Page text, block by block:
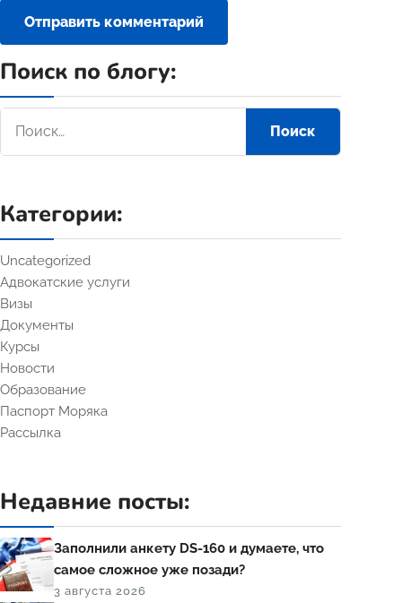
Поиск по блогу:
Категории:
Uncategorized
Адвокатские услуги
Визы
Документы
Курсы
Новости
Образование
Паспорт Моряка
Рассылка
Недавние посты:
Заполнили анкету DS-160 и думаете, что
самое сложное уже позади?
3 августа 2026